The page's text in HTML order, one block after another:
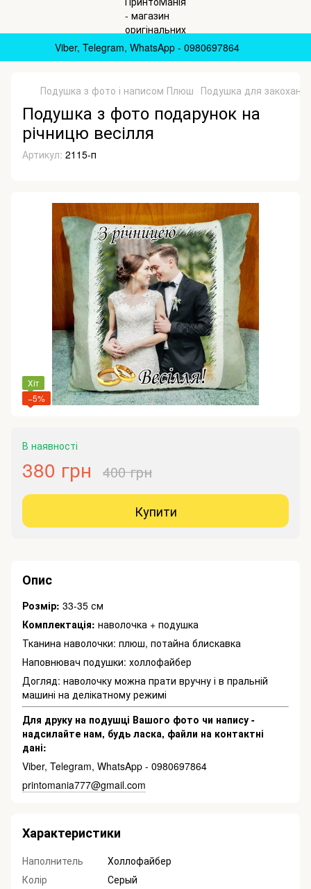
Viber, Telegram, WhatsApp - 0980697864
Подушка з фото і написом Плюш Подушка для
Подушка з фото подарунок на
річницю весілля
Артикул: 2115-п
Хіт
−5%
В наявності
380 грн 400 грн
Купити
Опис
Розмір: 33-35 см
Комплектація: наволочка + подушка
Тканина наволочки: плюш, потайна блискавка
Наповнювач подушки: холлофайбер
Догляд: наволочку можна прати вручну і в пральній
машині на делікатному режимі
Для друку на подушці Вашого фото чи напису -
надсилайте нам, будь ласка, файли на контактні
дані:
Viber, Telegram, WhatsApp - 0980697864
printomania777@gmail.com
Характеристики
Наполнитель
Холлофайбер
Колір
Серый